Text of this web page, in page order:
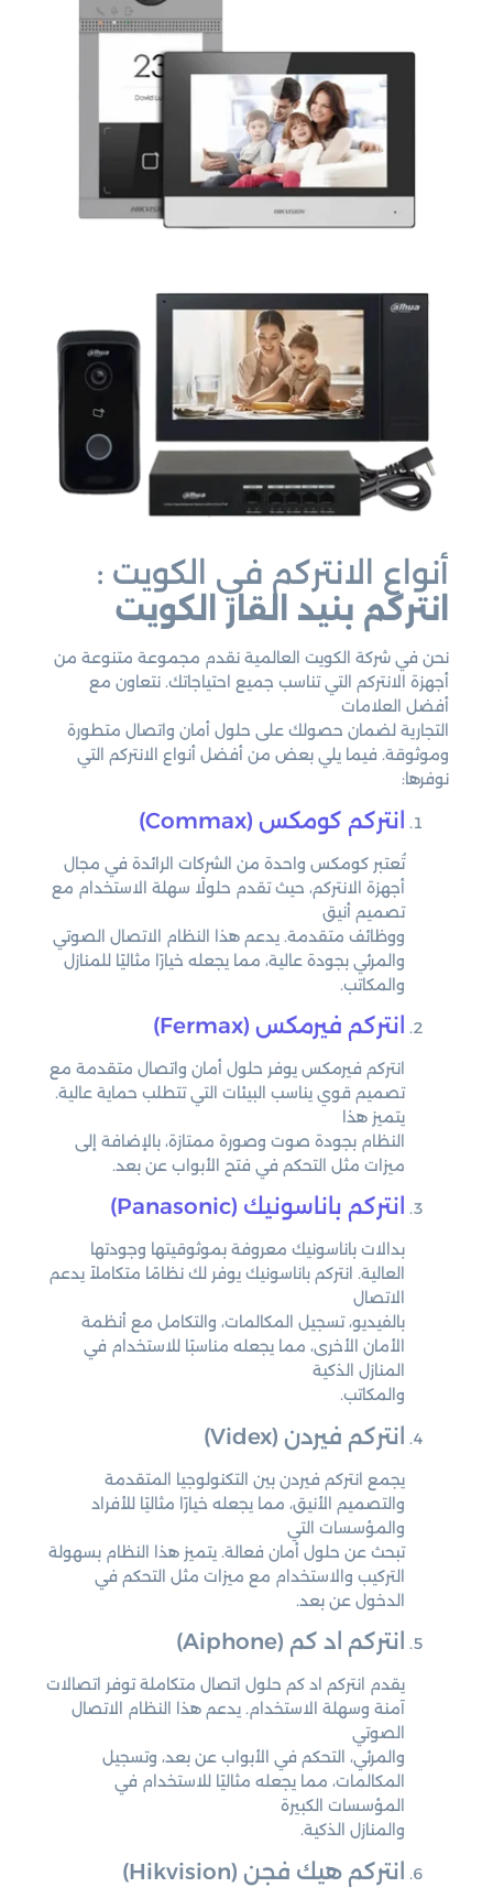
أنواع الانتركم في الكويت :
انتركم بنيد القار الكويت
نحن في شركة الكويت العالمية نقدم مجموعة متنوعة من
أجهزة الانتركم التي تناسب جميع احتياجاتك. نتعاون مع
أفضل العلامات
التجارية لضمان حصولك على حلول أمان واتصال متطورة
وموثوقة. فيما يلي بعض من أفضل أنواع الانتركم التي
نوفرها:
انتركم كومكس (Commax)
تُعتبر كومكس واحدة من الشركات الرائدة في مجال
أجهزة الانتركم، حيث تقدم حلولًا سهلة الاستخدام مع
تصميم أنيق
ووظائف متقدمة. يدعم هذا النظام الاتصال الصوتي
والمرئي بجودة عالية، مما يجعله خيارًا مثاليًا للمنازل
والمكاتب.
انتركم فيرمكس (Fermax)
انتركم فيرمكس يوفر حلول أمان واتصال متقدمة مع
تصميم قوي يناسب البيئات التي تتطلب حماية عالية.
يتميز هذا
النظام بجودة صوت وصورة ممتازة، بالإضافة إلى
ميزات مثل التحكم في فتح الأبواب عن بعد.
انتركم باناسونيك (Panasonic)
بدالات باناسونيك معروفة بموثوقيتها وجودتها
العالية. انتركم باناسونيك يوفر لك نظامًا متكاملاً يدعم
الاتصال
بالفيديو، تسجيل المكالمات، والتكامل مع أنظمة
الأمان الأخرى، مما يجعله مناسبًا للاستخدام في
المنازل الذكية
والمكاتب.
انتركم فيردن (Videx)
يجمع انتركم فيردن بين التكنولوجيا المتقدمة
والتصميم الأنيق، مما يجعله خيارًا مثاليًا للأفراد
والمؤسسات التي
تبحث عن حلول أمان فعالة. يتميز هذا النظام بسهولة
التركيب والاستخدام مع ميزات مثل التحكم في
الدخول عن بعد.
انتركم اد كم (Aiphone)
يقدم انتركم اد كم حلول اتصال متكاملة توفر اتصالات
آمنة وسهلة الاستخدام. يدعم هذا النظام الاتصال
الصوتي
والمرئي، التحكم في الأبواب عن بعد، وتسجيل
المكالمات، مما يجعله مثاليًا للاستخدام في
المؤسسات الكبيرة
والمنازل الذكية.
انتركم هيك فجن (Hikvision)